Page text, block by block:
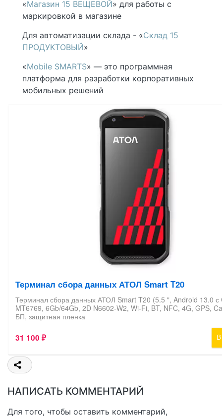
«Магазин 15 ВЕЩЕВОЙ» для работы с
маркировкой в магазине
Для автоматизации склада - «Склад 15
ПРОДУКТОВЫЙ»
«Mobile SMARTS» — это программная
платформа для разработки корпоративных
мобильных решений
НАПИСАТЬ КОММЕНТАРИЙ
Для того, чтобы оставить комментарий,